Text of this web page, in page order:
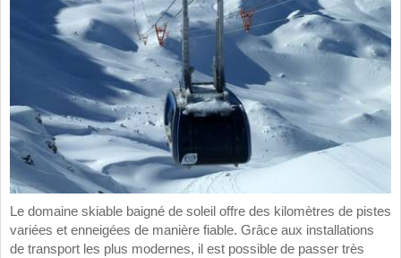
Le domaine skiable baigné de soleil offre des kilomètres de pistes
variées et enneigées de manière fiable. Grâce aux installations
de transport les plus modernes, il est possible de passer très